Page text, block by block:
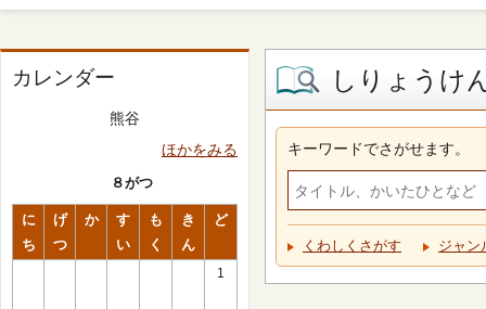
カレンダー
熊谷
ほかをみる
８がつ
に
ち
げ
つ
か
す
い
も
く
き
ん
ど
1
しりょうけ
キーワードでさがせます。
くわしくさがす ジャン